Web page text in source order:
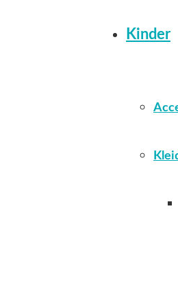
Kinder